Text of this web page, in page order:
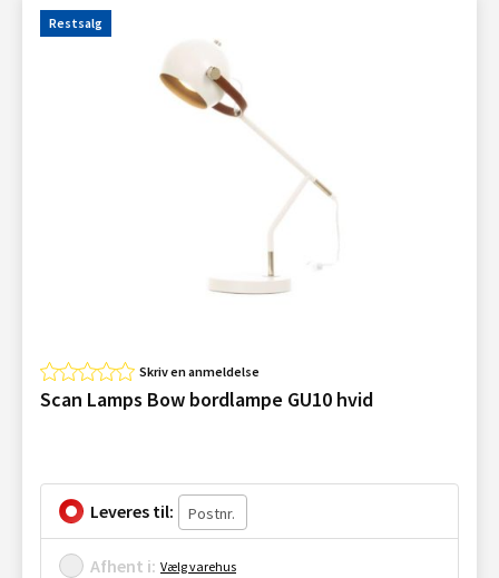
Restsalg
Skriv en anmeldelse
Scan Lamps Bow bordlampe GU10 hvid
Leveres til:
Afhent i: Vælg varehus